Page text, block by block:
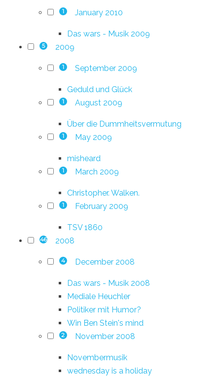
1 January 2010
Das wars - Musik 2009
5 2009
1 September 2009
Geduld und Glück
1 August 2009
Über die Dummheitsvermutung
1 May 2009
misheard
1 March 2009
Christopher. Walken.
1 February 2009
TSV 1860
46 2008
4 December 2008
Das wars - Musik 2008
Mediale Heuchler
Politiker mit Humor?
Win Ben Stein's mind
2 November 2008
Novembermusik
wednesday is a holiday